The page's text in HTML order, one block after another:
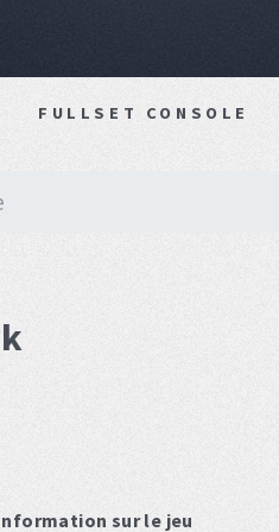
FULLSET CONSOLE
sur le jeu